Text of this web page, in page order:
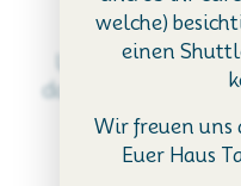
Unsere
das, wonach du
dich direkt bei
ausfüllen
hochladen.
welche)
einen
Wir freuen uns
Euer Haus